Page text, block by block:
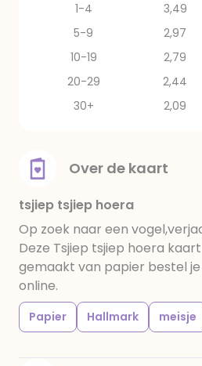
1-4
3,49
5-9
2,97
10-19
2,79
20-29
2,44
30+
2,09
Over de kaart
tsjiep tsjiep hoera
Op zoek naar een
Deze Tsjiep tsjiep hoera
gemaakt van papier bestel
online.
Papier Hallmark meisje